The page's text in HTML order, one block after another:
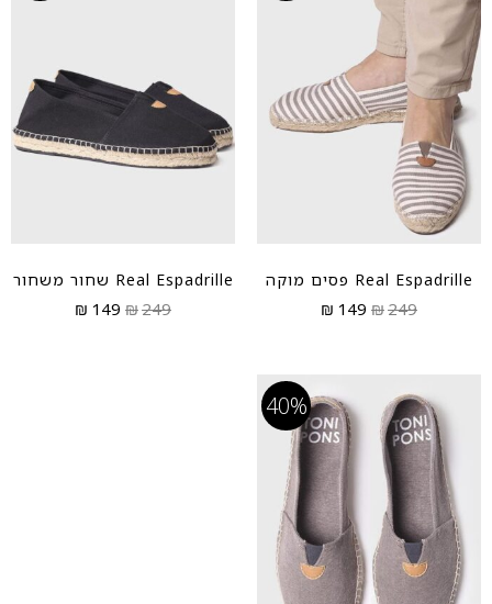
Real Espadrille פסים מוקה
₪249
₪ 149
Real Espadrille שחור משחור
₪249
₪ 149
40%